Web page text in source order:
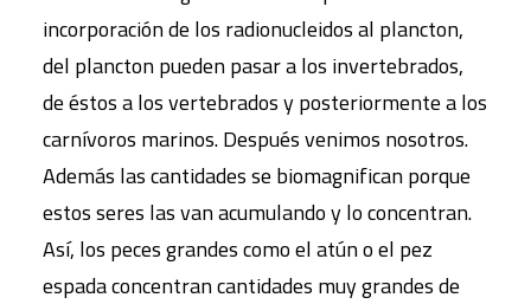
incorporación de los radionucleidos al plancton,
del plancton pueden pasar a los invertebrados,
de éstos a los vertebrados y posteriormente a los
carnívoros marinos. Después venimos nosotros.
Además las cantidades se biomagnifican porque
estos seres las van acumulando y lo concentran.
Así, los peces grandes como el atún o el pez
espada concentran cantidades muy grandes de